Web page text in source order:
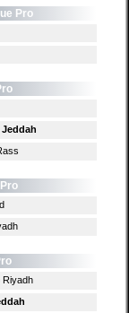
Pro
Riyadh